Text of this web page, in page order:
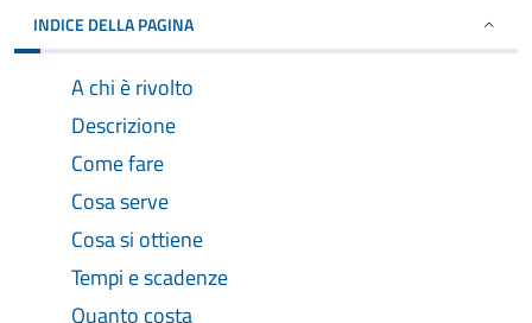
INDICE DELLA PAGINA
A chi è rivolto
Descrizione
Come fare
Cosa serve
Cosa si ottiene
Tempi e scadenze
Quanto costa